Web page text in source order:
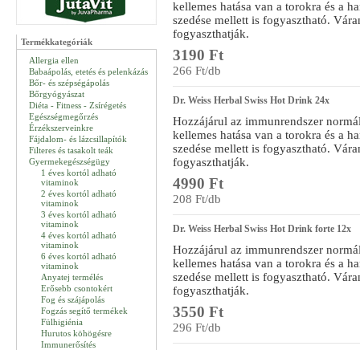
Termékkategóriák
Allergia ellen
Babaápolás, etetés és pelenkázás
Bőr- és szépségápolás
Bőrgyógyászat
Diéta - Fitness - Zsírégetés
Egészségmegőrzés
Érzékszerveinkre
Fájdalom- és lázcsillapítók
Filteres és tasakolt teák
Gyermekegészségügy
1 éves kortól adható
vitaminok
2 éves kortól adható
vitaminok
3 éves kortól adható
vitaminok
4 éves kortól adható
vitaminok
6 éves kortól adható
vitaminok
Anyatej termélés
Erősebb csontokért
Fog és szájápolás
Fogzás segítő termékek
Fülhigiénia
Hurutos köhögésre
Immunerősítés
kellemes hatása van a torokra és a
szedése mellett is fogyasztható.
fogyaszthatják.
3190 Ft
266 Ft/db
Dr. Weiss Herbal Swiss Hot Drink 24x
Hozzájárul az immunrendszer
kellemes hatása van a torokra és a
szedése mellett is fogyasztható.
fogyaszthatják.
4990 Ft
208 Ft/db
Dr. Weiss Herbal Swiss Hot Drink forte 12x
Hozzájárul az immunrendszer
kellemes hatása van a torokra és a
szedése mellett is fogyasztható.
fogyaszthatják.
3550 Ft
296 Ft/db